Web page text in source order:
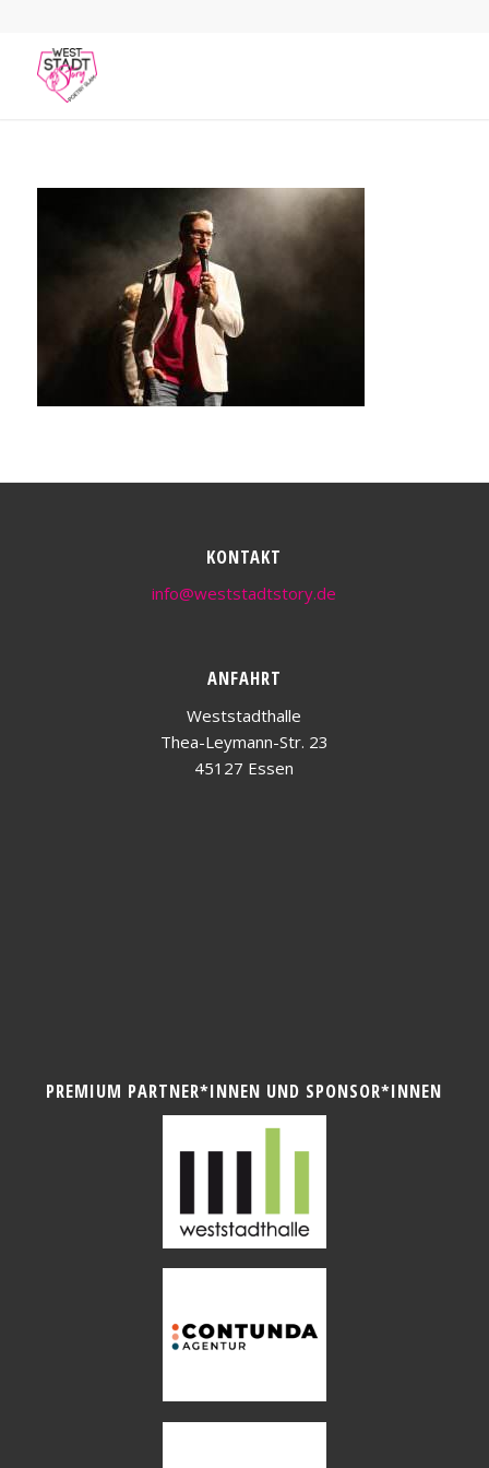
KONTAKT
info@weststadtstory.de
ANFAHRT
Weststadthalle
Thea-Leymann-Str. 23
45127 Essen
PREMIUM PARTNER*INNEN UND SPONSOR*INNEN